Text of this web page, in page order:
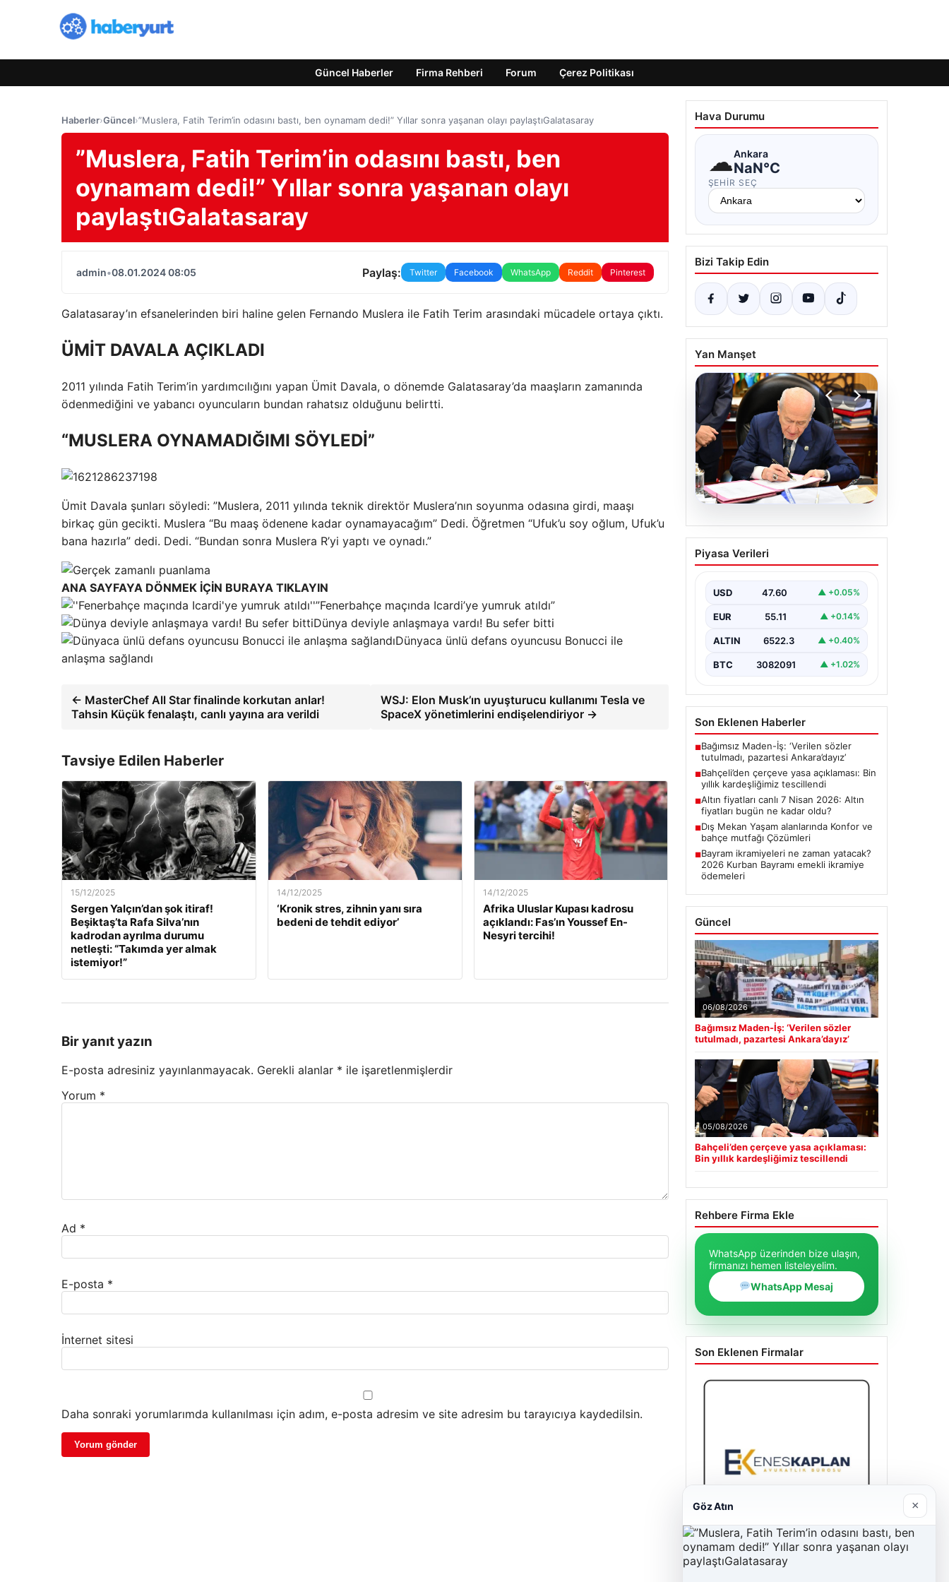
Güncel Haberler Firma Rehberi Forum Çerez Politikası
Haberler›Güncel›”Muslera, Fatih Terim’in odasını bastı, ben oynamam dedi!” Yıllar sonra yaşanan olayı paylaştıGalatasaray
”Muslera, Fatih Terim’in odasını bastı, ben
oynamam dedi!” Yıllar sonra yaşanan olayı
paylaştıGalatasaray
admin•08.01.2024 08:05 Paylaş: Twitter Facebook WhatsApp Reddit Pinterest
Galatasaray’ın efsanelerinden biri haline gelen Fernando Muslera ile Fatih Terim arasındaki mücadele ortaya çıktı.
ÜMİT DAVALA AÇIKLADI
2011 yılında Fatih Terim’in yardımcılığını yapan Ümit Davala, o dönemde Galatasaray’da maaşların zamanında
ödenmediğini ve yabancı oyuncuların bundan rahatsız olduğunu belirtti.
“MUSLERA OYNAMADIĞIMI SÖYLEDİ”
Ümit Davala şunları söyledi: ”Muslera, 2011 yılında teknik direktör Muslera’nın soyunma odasına girdi, maaşı
birkaç gün gecikti. Muslera “Bu maaş ödenene kadar oynamayacağım” Dedi. Öğretmen “Ufuk’u soy oğlum, Ufuk’u
bana hazırla” dedi. Dedi. “Bundan sonra Muslera R’yi yaptı ve oynadı.”
ANA SAYFAYA DÖNMEK İÇİN BURAYA TIKLAYIN
”Fenerbahçe maçında Icardi’ye yumruk atıldı”
Dünya deviyle anlaşmaya vardı! Bu sefer bitti
Dünyaca ünlü defans oyuncusu Bonucci ile
anlaşma sağlandı
← MasterChef All Star finalinde korkutan anlar!
Tahsin Küçük fenalaştı, canlı yayına ara verildi
WSJ: Elon Musk’ın uyuşturucu kullanımı Tesla ve
SpaceX yönetimlerini endişelendiriyor →
Tavsiye Edilen Haberler
15/12/2025
Sergen Yalçın’dan şok itiraf!
Beşiktaş’ta Rafa Silva’nın
kadrodan ayrılma durumu
netleşti: “Takımda yer almak
istemiyor!”
14/12/2025
‘Kronik stres, zihnin yanı sıra
bedeni de tehdit ediyor’
14/12/2025
Afrika Uluslar Kupası kadrosu
açıklandı: Fas’ın Youssef En-
Nesyri tercihi!
Bir yanıt yazın
E-posta adresiniz yayınlanmayacak. Gerekli alanlar * ile işaretlenmişlerdir
Yorum *
Ad *
E-posta *
İnternet sitesi
Daha sonraki yorumlarımda kullanılması için adım, e-posta adresim ve site adresim bu tarayıcıya kaydedilsin.
Hava Durumu
☁Ankara
NaN°C
ŞEHIR SEÇ
Bizi Takip Edin
Yan Manşet
Bahçeli’den çerçeve
yasa açıklaması: Bin
tescillendi
Piyasa Verileri
USD 47.60 ▲ +0.05%
EUR 55.11 ▲ +0.14%
ALTIN 6522.3 ▲ +0.40%
BTC 3082091 ▲ +1.02%
Son Eklenen Haberler
■Bağımsız Maden-İş: ‘Verilen sözler
tutulmadı, pazartesi Ankara’dayız’
■Bahçeli’den çerçeve yasa açıklaması: Bin
yıllık kardeşliğimiz tescillendi
■Altın fiyatları canlı 7 Nisan 2026: Altın
fiyatları bugün ne kadar oldu?
■Dış Mekan Yaşam alanlarında Konfor ve
bahçe mutfağı Çözümleri
■Bayram ikramiyeleri ne zaman yatacak?
2026 Kurban Bayramı emekli ikramiye
ödemeleri
Güncel
06/08/2026
Bağımsız Maden-İş: ‘Verilen sözler
tutulmadı, pazartesi Ankara’dayız’
05/08/2026
Bahçeli’den çerçeve yasa açıklaması:
Bin yıllık kardeşliğimiz tescillendi
Rehbere Firma Ekle
WhatsApp üzerinden bize ulaşın,
firmanızı hemen listeleyelim.
WhatsApp Mesaj
Son Eklenen Firmalar
Enes Kaplan Avukatlık Bürosu
Göz Atın ×